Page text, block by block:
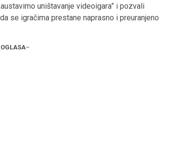
uništavanje videoigara” i pozvali
se igračima prestane naprasno i preuranjeno
–